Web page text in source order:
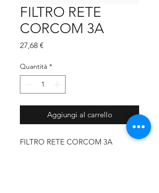
FILTRO RETE
CORCOM 3A
27,68 €
Quantità *
Aggiungi al carrello
FILTRO RETE CORCOM 3A